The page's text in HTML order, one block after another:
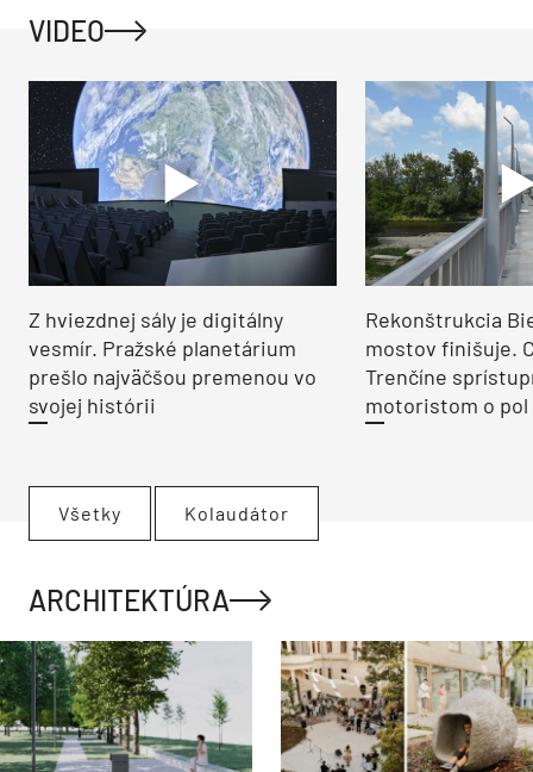
VIDEO
Z hviezdnej sály je digitálny
vesmír. Pražské planetárium
prešlo najväčšou premenou vo
svojej histórii
Rekonštrukcia
mostov finišuje.
Trenčíne
motoristom o pol
Všetky Kolaudátor
ARCHITEKTÚRA